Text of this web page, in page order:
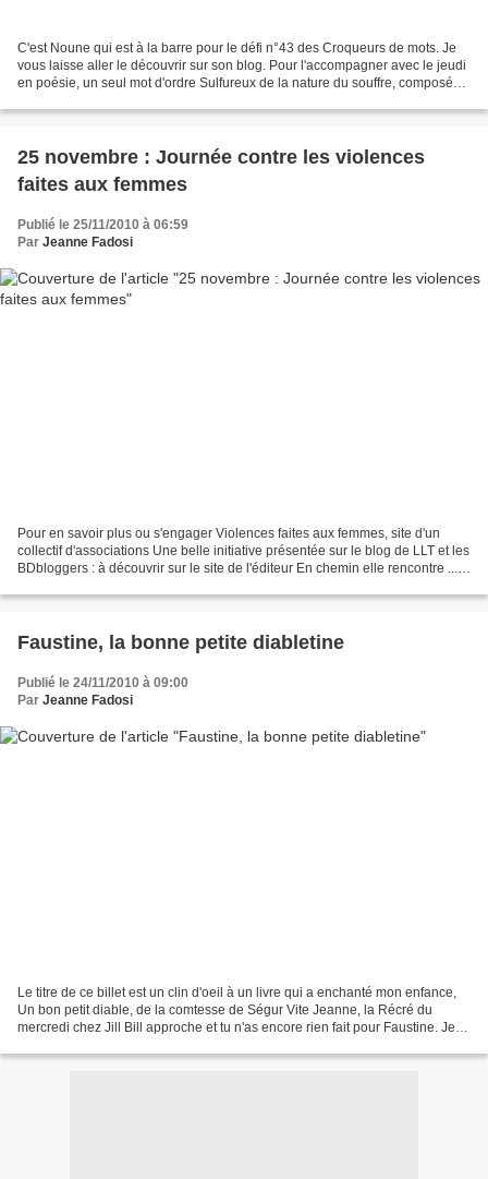
C'est Noune qui est à la barre pour le défi n°43 des Croqueurs de mots. Je
vous laisse aller le découvrir sur son blog. Pour l'accompagner avec le jeudi
en poésie, un seul mot d'ordre Sulfureux de la nature du souffre, composé
25 novembre : Journée contre les violences
faites aux femmes
Publié le 25/11/2010 à 06:59
Par Jeanne Fadosi
Pour en savoir plus ou s'engager Violences faites aux femmes, site d'un
collectif d'associations Une belle initiative présentée sur le blog de LLT et les
BDbloggers : à découvrir sur le site de l'éditeur En chemin elle rencontre ...
Faustine, la bonne petite diabletine
Publié le 24/11/2010 à 09:00
Par Jeanne Fadosi
Le titre de ce billet est un clin d'oeil à un livre qui a enchanté mon enfance,
Un bon petit diable, de la comtesse de Ségur Vite Jeanne, la Récré du
mercredi chez Jill Bill approche et tu n'as encore rien fait pour Faustine. Je